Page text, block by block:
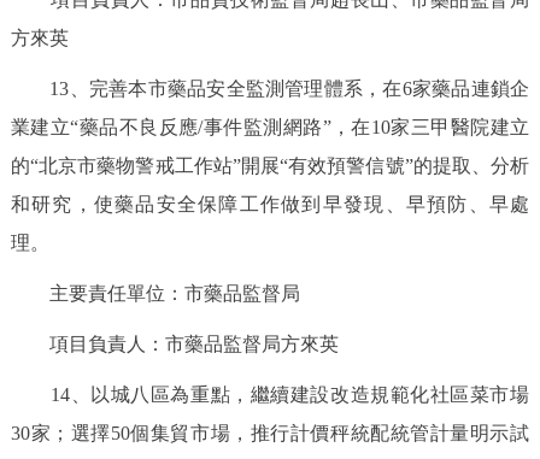
方來英
13、完善本市藥品安全監測管理體系，在6家藥品連鎖企
業建立“藥品不良反應/事件監測網路”，在10家三甲醫院建立
的“北京市藥物警戒工作站”開展“有效預警信號”的提取、分析
和研究，使藥品安全保障工作做到早發現、早預防、早處
理。
主要責任單位：市藥品監督局
項目負責人：市藥品監督局方來英
14、以城八區為重點，繼續建設改造規範化社區菜市場
30家；選擇50個集貿市場，推行計價秤統配統管計量明示試